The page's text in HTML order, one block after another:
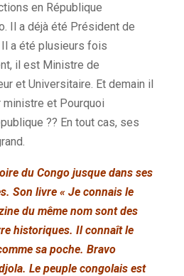
en République
Il a déjà été Président de
Il a été plusieurs fois
il est Ministre de
et Universitaire. Et demain il
et Pourquoi
?? En tout cas, ses
du Congo jusque dans ses
Son livre « Je connais le
du même nom sont des
historiques. Il connaît le
sa poche. Bravo
. Le peuple congolais est